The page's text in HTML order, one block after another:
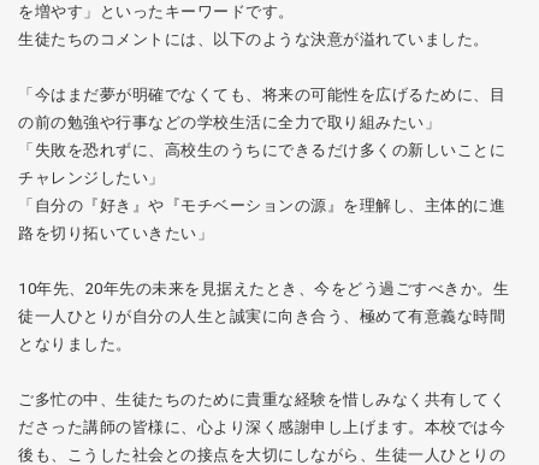
を増やす」といったキーワードです。
生徒たちのコメントには、以下のような決意が溢れていました。
「今はまだ夢が明確でなくても、将来の可能性を広げるために、目
の前の勉強や行事などの学校生活に全力で取り組みたい」
「失敗を恐れずに、高校生のうちにできるだけ多くの新しいことに
チャレンジしたい」
「自分の『好き』や『モチベーションの源』を理解し、主体的に進
路を切り拓いていきたい」
10年先、20年先の未来を見据えたとき、今をどう過ごすべきか。生
徒一人ひとりが自分の人生と誠実に向き合う、極めて有意義な時間
となりました。
ご多忙の中、生徒たちのために貴重な経験を惜しみなく共有してく
ださった講師の皆様に、心より深く感謝申し上げます。本校では今
後も、こうした社会との接点を大切にしながら、生徒一人ひとりの